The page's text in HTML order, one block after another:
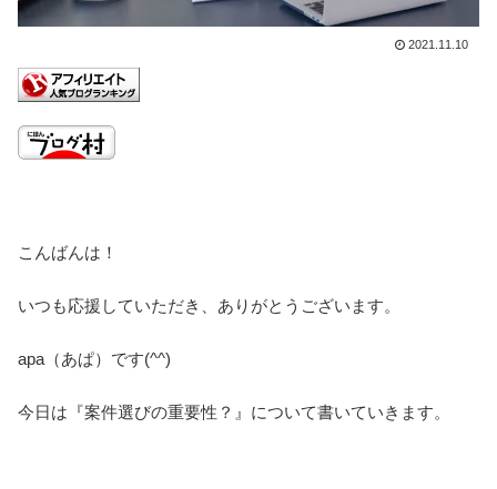
2021.11.10
こんばんは！
いつも応援していただき、ありがとうございます。
apa（あぱ）です(^^)
今日は『案件選びの重要性？』について書いていきます。